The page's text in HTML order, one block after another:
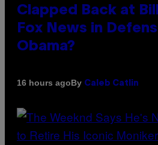
Clapped Back at Bill
Fox News in
Obama?
16 hours agoBy Caleb Catlin